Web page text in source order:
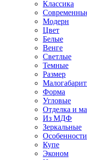
Классика
Модерн
Цвет
Белые
Венге
Светлые
Темные
Размер
Форма
Угловые
Отделка и
Из МДФ
Зеркальные
Особенности
Купе
Эконом